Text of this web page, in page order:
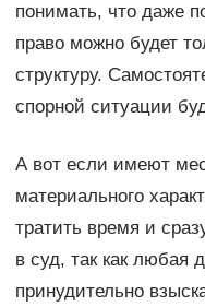
понимать, что даже
право можно будет
структуру.
спорной ситуации
А вот если имеют
материального
тратить время и
в суд, так как любая
принудительно